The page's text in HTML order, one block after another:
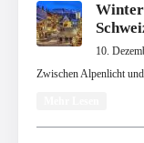
10.
Zwischen Alpenlicht